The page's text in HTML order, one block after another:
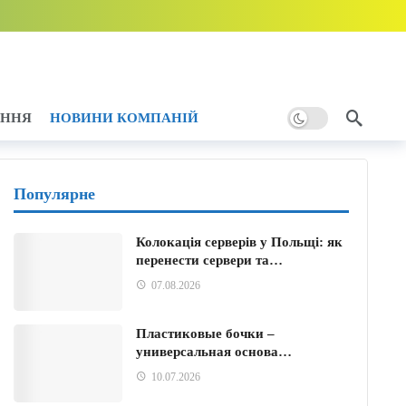
тому
НОВИНИ КОМПАНІЙ
Популярне
Колокація серверів у Польщі: як
перенести сервери та…
07.08.2026
Пластиковые бочки –
универсальная основа…
10.07.2026